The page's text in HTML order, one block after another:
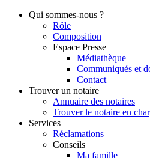
Qui sommes-nous ?
Rôle
Composition
Espace Presse
Médiathèque
Communiqués et
Contact
Trouver un notaire
Annuaire des notaires
Trouver le notaire en
Services
Réclamations
Conseils
Ma famille